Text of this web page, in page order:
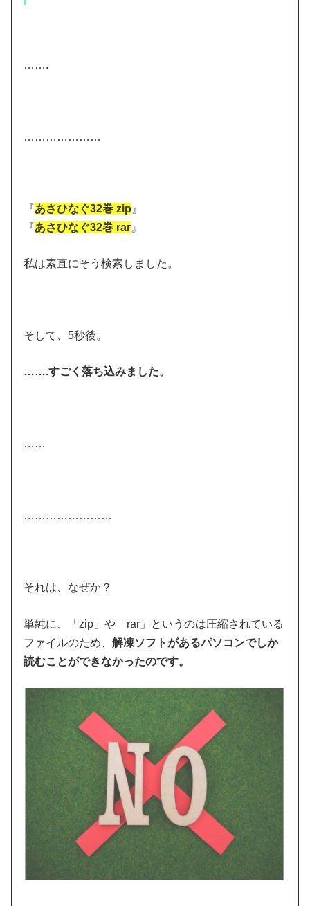
…….
…………………
『あさひなぐ32巻 zip 』
『あさひなぐ32巻 rar 』
私は素直にそう検索しました。
そして、5秒後。
…….すごく落ち込みました。
……
……………………
それは、なぜか？
単純に、「zip」や「rar」というのは圧縮されている
ファイルのため、解凍ソフトがあるパソコンでしか
読むことができなかったのです。